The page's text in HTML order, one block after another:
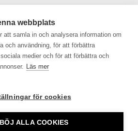
tobak Juridisk rådgivning,
att se detta innehåll. Vänligen
webbplats
att samla in och analysera information om
och användning, för att förbättra
medier och för att förbättra och
Läs mer
för cookies
ALLA COOKIES